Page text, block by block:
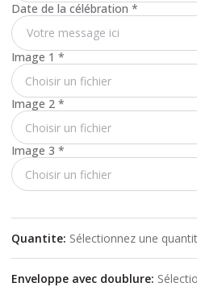
Date de la célébration *
Image 1 *
Choisir un fichier
Image 2 *
Choisir un fichier
Image 3 *
Choisir un fichier
Quantite: Sélectionnez une
Enveloppe avec doublure: